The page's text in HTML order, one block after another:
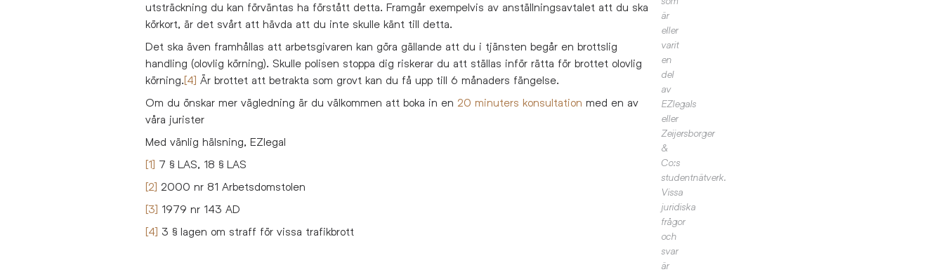
utsträckning du kan förväntas ha förstått detta. Framgår exempelvis av anställningsavtalet att du ska
körkort, är det svårt att hävda att du inte skulle känt till detta.
Det ska även framhållas att arbetsgivaren kan göra gällande att du i tjänsten begår en brottslig
handling (olovlig körning). Skulle polisen stoppa dig riskerar du att ställas inför rätta för brottet olovlig
körning.[4] Är brottet att betrakta som grovt kan du få upp till 6 månaders fängelse.
Om du önskar mer vägledning är du välkommen att boka in en 20 minuters konsultation med en av
våra jurister
Med vänlig hälsning, EZlegal
[1] 7 § LAS, 18 § LAS
[2] 2000 nr 81 Arbetsdomstolen
[3] 1979 nr 143 AD
[4] 3 § lagen om straff för vissa trafikbrott
är
eller
varit
en
del
av
EZlegals
eller
Zeijersborger
&
Co:s
studentnätverk.
Vissa
juridiska
frågor
och
svar
är